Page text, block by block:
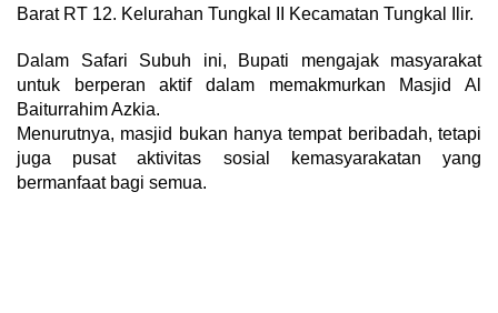
Barat RT 12. Kelurahan Tungkal II Kecamatan Tungkal Ilir.
Dalam Safari Subuh ini, Bupati mengajak masyarakat
untuk berperan aktif dalam memakmurkan Masjid Al
Baiturrahim Azkia.
Menurutnya, masjid bukan hanya tempat beribadah, tetapi
juga pusat aktivitas sosial kemasyarakatan yang
bermanfaat bagi semua.